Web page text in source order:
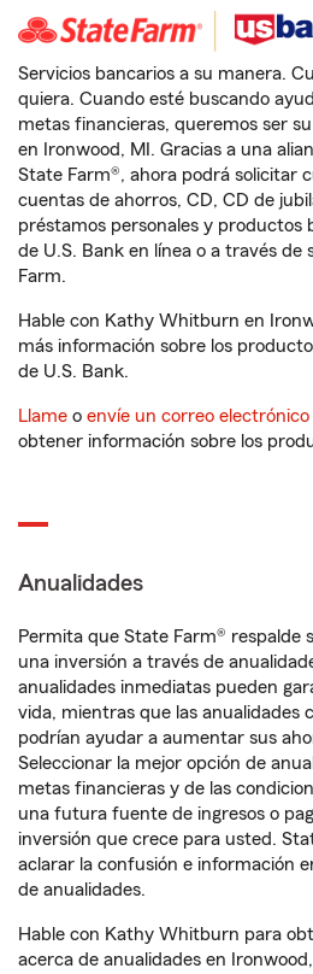
Servicios bancarios a su manera.
quiera. Cuando esté buscando
metas financieras, queremos ser
en Ironwood, MI. Gracias a una
State Farm®, ahora podrá solicitar
cuentas de ahorros, CD, CD de
préstamos personales y productos
de U.S. Bank en línea o a través de
Farm.
Hable con Kathy Whitburn en
más información sobre los
de U.S. Bank.
Llame o envíe un correo electrónico
obtener información sobre los
Anualidades
Permita que State Farm® respalde
una inversión a través de
anualidades inmediatas pueden
vida, mientras que las anualidades
podrían ayudar a aumentar sus
Seleccionar la mejor opción de
metas financieras y de las
una futura fuente de ingresos o
inversión que crece para usted.
aclarar la confusión e información
de anualidades.
Hable con Kathy Whitburn para
acerca de anualidades en